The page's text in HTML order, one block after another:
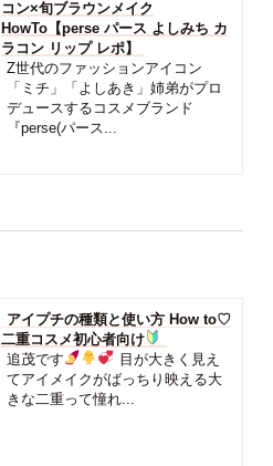
コン×旬ブラウンメイク
HowTo【perse パース よしみち カ
ラコン リップ レポ】
Z世代のファッションアイコン
「ミチ」「よしあき」姉弟がプロ
デュースするコスメブランド
『perse(パース...
アイプチの種類と使い方 How to♡
二重コスメ初心者向け
追茂です
目が大きく見え
てアイメイクがばっちり映える大
きな二重って憧れ...